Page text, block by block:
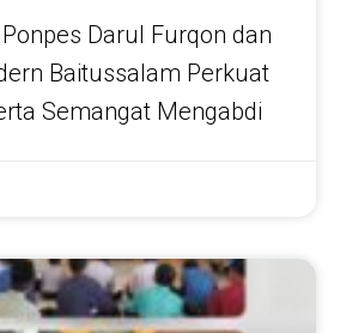
Darul Furqon dan
Baitussalam Perkuat
Semangat Mengabdi